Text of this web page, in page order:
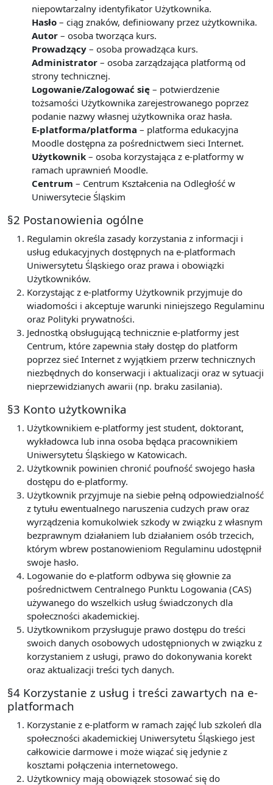
niepowtarzalny identyfikator Użytkownika.
Hasło – ciąg znaków, definiowany przez użytkownika.
Autor – osoba tworząca kurs.
Prowadzący – osoba prowadząca kurs.
Administrator – osoba zarządzająca platformą od
strony technicznej.
Logowanie/Zalogować się – potwierdzenie
tożsamości Użytkownika zarejestrowanego poprzez
podanie nazwy własnej użytkownika oraz hasła.
E-platforma/platforma – platforma edukacyjna
Moodle dostępna za pośrednictwem sieci Internet.
Użytkownik – osoba korzystająca z e-platformy w
ramach uprawnień Moodle.
Centrum – Centrum Kształcenia na Odległość w
Uniwersytecie Śląskim
§2 Postanowienia ogólne
Regulamin określa zasady korzystania z informacji i
usług edukacyjnych dostępnych na e-platformach
Uniwersytetu Śląskiego oraz prawa i obowiązki
Użytkowników.
Korzystając z e-platformy Użytkownik przyjmuje do
wiadomości i akceptuje warunki niniejszego Regulaminu
oraz Polityki prywatności.
Jednostką obsługującą technicznie e-platformy jest
Centrum, które zapewnia stały dostęp do platform
poprzez sieć Internet z wyjątkiem przerw technicznych
niezbędnych do konserwacji i aktualizacji oraz w sytuacji
nieprzewidzianych awarii (np. braku zasilania).
§3 Konto użytkownika
Użytkownikiem e-platformy jest student, doktorant,
wykładowca lub inna osoba będąca pracownikiem
Uniwersytetu Śląskiego w Katowicach.
Użytkownik powinien chronić poufność swojego hasła
dostępu do e-platformy.
Użytkownik przyjmuje na siebie pełną odpowiedzialność
z tytułu ewentualnego naruszenia cudzych praw oraz
wyrządzenia komukolwiek szkody w związku z własnym
bezprawnym działaniem lub działaniem osób trzecich,
którym wbrew postanowieniom Regulaminu udostępnił
swoje hasło.
Logowanie do e-platform odbywa się głownie za
pośrednictwem Centralnego Punktu Logowania (CAS)
używanego do wszelkich usług świadczonych dla
społeczności akademickiej.
Użytkownikom przysługuje prawo dostępu do treści
swoich danych osobowych udostępnionych w związku z
korzystaniem z usługi, prawo do dokonywania korekt
oraz aktualizacji treści tych danych.
§4 Korzystanie z usług i treści zawartych na e-
platformach
Korzystanie z e-platform w ramach zajęć lub szkoleń dla
społeczności akademickiej Uniwersytetu Śląskiego jest
całkowicie darmowe i może wiązać się jedynie z
kosztami połączenia internetowego.
Użytkownicy mają obowiązek stosować się do